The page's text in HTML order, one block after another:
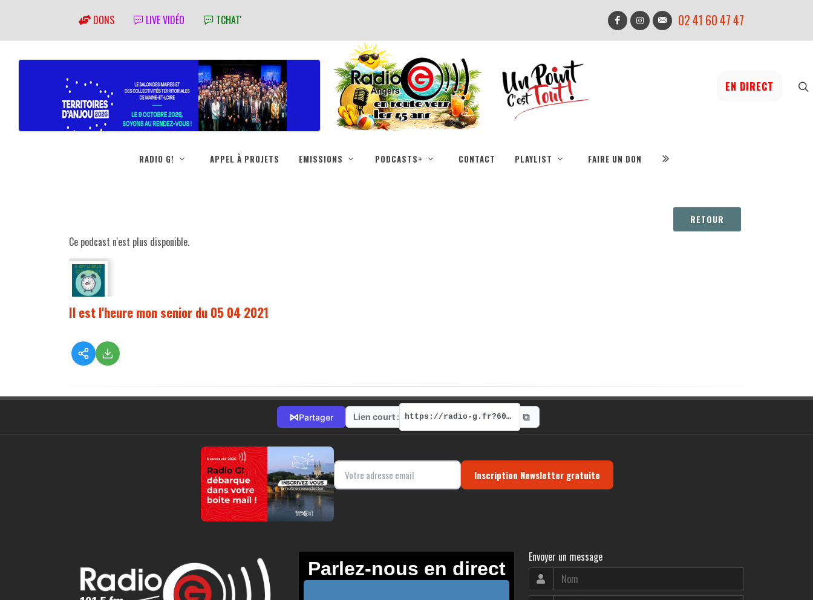
DONS LIVE VIDÉO TCHAT' 02 41 60 47 47
EN DIRECT
RADIO G! APPEL À PROJETS EMISSIONS PODCASTS+ CONTACT PLAYLIST FAIRE UN DON
RETOUR
Ce podcast n'est plus disponible.
Il est l'heure mon senior du 05 04 2021
⋈Partager Lien court : https://radio-g.fr?6037 ⧉
Inscription Newsletter gratuite
Envoyer un message